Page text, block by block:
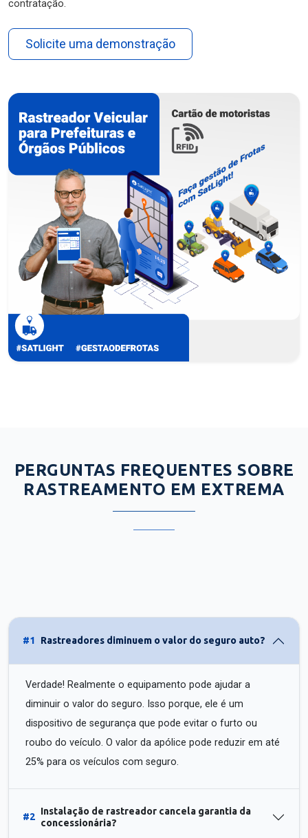
contratação.
Solicite uma demonstração
PERGUNTAS FREQUENTES SOBRE
RASTREAMENTO EM EXTREMA
#1 Rastreadores diminuem o valor do seguro auto?
Verdade! Realmente o equipamento pode ajudar a
diminuir o valor do seguro. Isso porque, ele é um
dispositivo de segurança que pode evitar o furto ou
roubo do veículo. O valor da apólice pode reduzir em até
25% para os veículos com seguro.
#2
Instalação de rastreador cancela garantia da
concessionária?